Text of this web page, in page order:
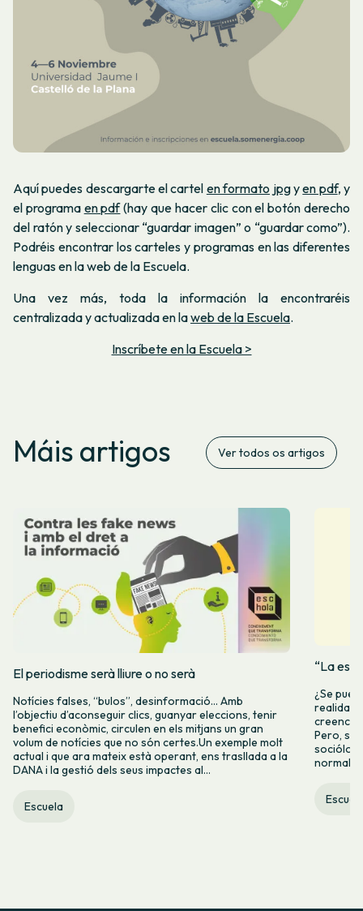
Aquí puedes descargarte el cartel en formato jpgyen pdf, y
el programa en pdf(hay que hacer clic con el botón derecho
del ratón y seleccionar “guardar imagen” o “guardar como”).
Podréis encontrar los carteles y programas en las diferentes
lenguas en la web de la Escuela.
Una vez más, toda la información la encontraréis
centralizada y actualizada en laweb de la Escuela.
Inscríbete en la Escuela >
Máis artigos Ver todos os artigos
El periodisme serà lliure o no serà
Notícies falses, “bulos”, desinformació… Amb
l’objectiu d’aconseguir clics, guanyar eleccions, tenir
benefici econòmic, circulen en els mitjans un gran
volum de notícies que no són certes.Un exemple molt
actual i que ara mateix està operant, ens trasllada a la
DANA i la gestió dels seus impactes al...
Escuela
“La
¿Se
realidad
creencia
Pero,